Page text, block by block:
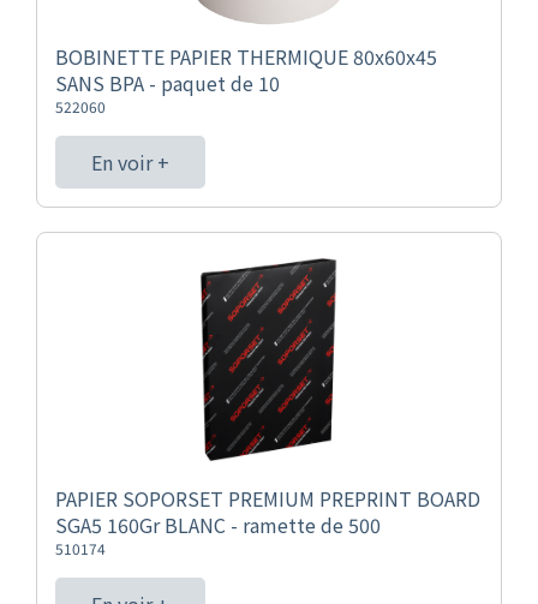
BOBINETTE PAPIER THERMIQUE 80x60x45
SANS BPA - paquet de 10
522060
En voir +
PAPIER SOPORSET PREMIUM PREPRINT BOARD
SGA5 160Gr BLANC - ramette de 500
510174